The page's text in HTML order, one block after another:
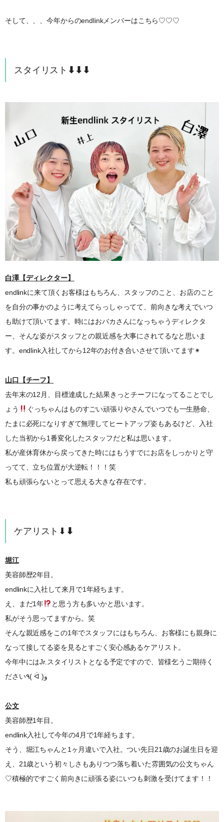
そして、、、今年からのendlinkメンバーはこちら♡♡♡
スタイリスト ⬇︎⬇︎⬇︎
白澤【ディレクター】
endlinkに来て頂くお客様はもちろん、スタッフのこと、お店のこと
を自分の事かのように考えてらっしゃってて、前向きな考えでいつ
も助けて頂いてます。時にはおバカさんになっちゃうディレクタ
ー、そんな姿がスタッフとの親近感を大事にされてるなと思いま
す。endlink入社してから12年のお付き合いさせて頂いてます✴︎
山口【チーフ】
去年末の12月、目標達成した結果きっとチーフになってることでし
ょう
ぐっちゃんはものすごい頑張りやさんでいつでも一生懸命、
たまに必死になりすぎて無理してヒートアップ姿もあるけど、入社
した当初から1番変化したスタッフだと私は思います。
私が産休育休から戻ってきた時にはもうすでにお店をしっかりと守
ってて、立ち位置が大逆転！！！笑
私も頑張らないとって思える大きな存在です。
ケアリスト⬇︎ ⬇︎
堀江
美容師歴2年目。
endlinkに入社して来月で1年経ちます。
え、まだ1年
と思う方も多いかと思います。
私がそう思ってますから。笑
そんな親近感をこの1年でスタッフにはもちろん、お客様にも親身に
なって接してる姿を見るとすごく安心感あるケアリスト。
今年中にはJr.スタイリストとなる予定ですので、皆様乞うご期待く
ださい٩( ᐛ )و
公文
美容師歴1年目。
endlink入社して今年の4月で1年経ちます。
そう、堀江ちゃんと1ヶ月違いで入社。つい先日21歳のお誕生日を迎
え、21歳という初々しさもありつつ落ち着いた雰囲気の公文ちゃん
♡積極的ですごく前向きに頑張る姿にいつも刺激を受けてます！！